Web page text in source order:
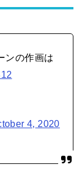
ンの作画は
4, 2020